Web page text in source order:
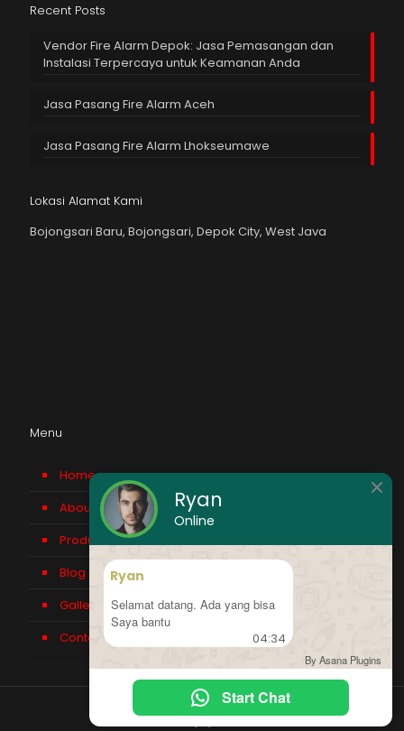
Recent Posts
Vendor Fire Alarm Depok: Jasa Pemasangan dan
Instalasi Terpercaya untuk Keamanan Anda
Jasa Pasang Fire Alarm Aceh
Jasa Pasang Fire Alarm Lhokseumawe
Lokasi Alamat Kami
Bojongsari Baru, Bojongsari, Depok City, West Java
Menu
Home
About us
Product
Blog
Gallery
Contact Us
Ryan
Online
Ryan
Selamat datang. Ada yang bisa
Saya bantu
04:34
By Asana Plugins
Start Chat